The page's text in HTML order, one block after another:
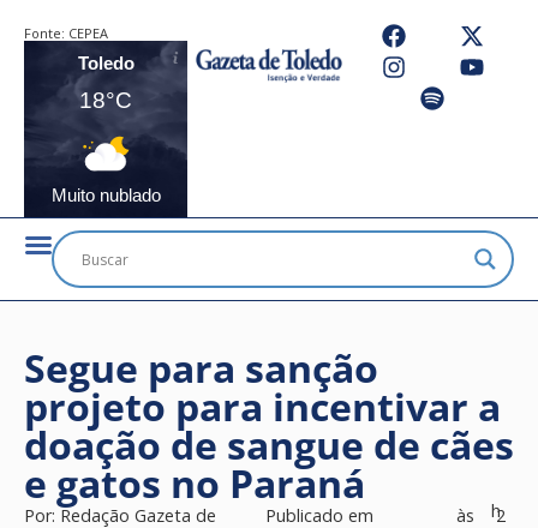
Fonte: CEPEA
Toledo
18°C
Muito nublado
Segue para sanção
projeto para incentivar a
doação de sangue de cães
e gatos no Paraná
Por: Redação Gazeta de
Publicado em
às
h2